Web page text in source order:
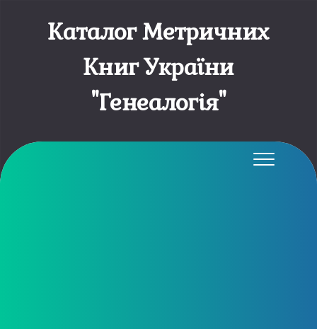
Каталог Метричних
Книг України
"Генеалогія"